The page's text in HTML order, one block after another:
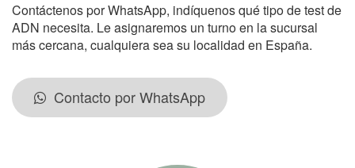
Contáctenos por WhatsApp, indíquenos qué tipo de test de
ADN necesita. Le asignaremos un turno en la sucursal
más cercana, cualquiera sea su localidad en España.
Contacto por WhatsApp